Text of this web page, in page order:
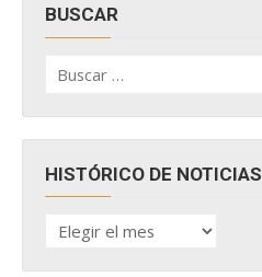
BUSCAR
por:
HISTÓRICO DE NOTICIAS
HISTÓRICO
DE